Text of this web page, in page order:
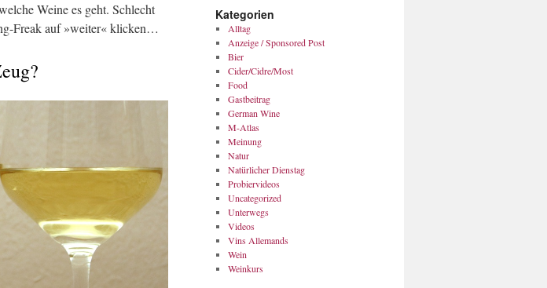
Weine es geht. Schlecht
Freak auf »weiter« klicken…
Kategorien
Alltag
Anzeige / Sponsored Post
Bier
Cider/Cidre/Most
Food
Gastbeitrag
German Wine
M-Atlas
Meinung
Natur
Natürlicher Dienstag
Probiervideos
Uncategorized
Unterwegs
Videos
Vins Allemands
Wein
Weinkurs